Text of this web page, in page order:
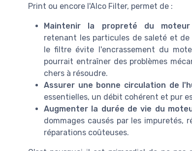
Print ou encore l'Alco Filter, permet de :
Maintenir la propreté du moteur
retenant les particules de saleté et de
le filtre évite l'encrassement du
pourrait entraîner des problèmes
chers à résoudre.
Assurer une bonne circulation de
essentielles, un débit cohérent et pur
Augmenter la durée de vie du
dommages causés par les impuretés,
réparations coûteuses.